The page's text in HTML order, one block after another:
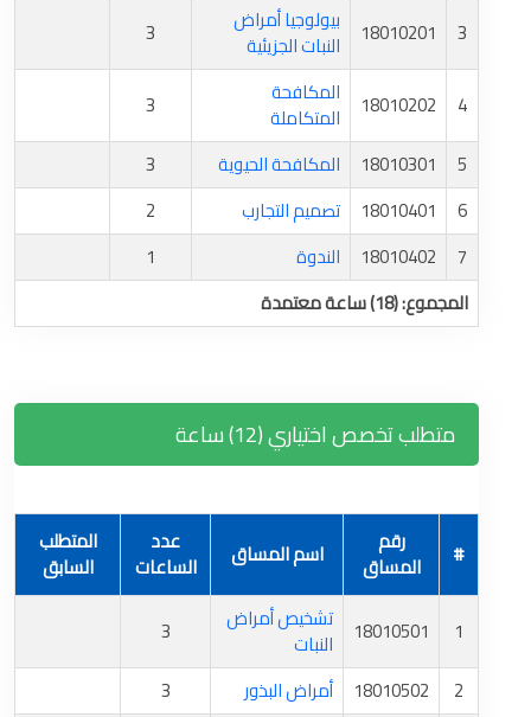
3
18010201 بيولوجيا أمراض
النبات الجزيئية 3
4
18010202 المكافحة
المتكاملة
3
5
18010301 المكافحة الحيوية
3
6
18010401 تصميم التجارب
2
7
18010402 الندوة
1
المجموع: (18) ساعة معتمدة
متطلب تخصص اختياري (12) ساعة
# رقم
المساق اسم المساق عدد
الساعات
المتطلب
السابق
1
18010501 تشخيص أمراض
النبات
3
2
18010502 أمراض البذور
3